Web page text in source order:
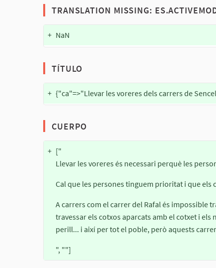
TRANSLATION MISSING:
+ NaN
TÍTULO
+ {"ca"=>"Llevar les voreres dels carrers de
CUERPO
+ ["
Llevar les voreres és necessari perquè les
Cal que les persones tinguem prioritat i que els
A carrers com el carrer del Rafal és impossible
travessar els cotxos aparcats amb el cotxet i
perill... i així per tot el poble, però aquests
", ""]